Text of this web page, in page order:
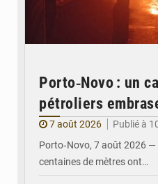
Porto‑Novo : un
pétroliers
7 août 2026
Publié à
Porto‑Novo, 7 août 2026 —
centaines de mètres ont…